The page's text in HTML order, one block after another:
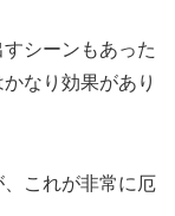
シーンもあった
なり効果があり
これが非常に厄